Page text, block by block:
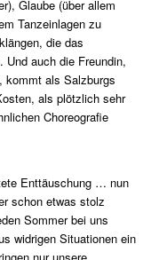
Glaube (über allem
Tanzeinlagen zu
die das
Und auch die Freundin,
kommt als Salzburgs
als plötzlich sehr
Choreografie
Enttäuschung … nun
schon etwas stolz
Sommer bei uns
widrigen Situationen ein